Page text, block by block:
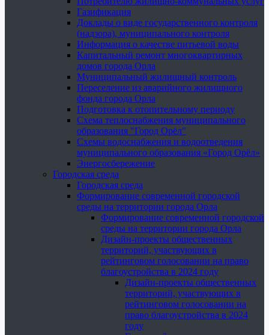
Газификация
Доклады о виде государственного контроля
(надзора), муниципального контроля
Информация о качестве питьевой воды
Капитальный ремонт многоквартирных
домов города Орла
Муниципальный жилищный контроль
Переселение из аварийного жилищного
фонда города Орла
Подготовка к отопительному периоду
Схема теплоснабжения муниципального
образования "Город Орёл"
Схемы водоснабжения и водоотведения
муниципального образования «Город Орёл»
Энергосбережение
Городская среда
Городская среда
Формирование современной городской
среды на территории города Орла
Формирование современной городской
среды на территории города Орла
Дизайн-проекты общественных
территорий, участвующих в
рейтинговом голосовании на право
благоустройства в 2024 году
Дизайн-проекты общественных
территорий, участвующих в
рейтинговом голосовании на
право благоустройства в 2024
году